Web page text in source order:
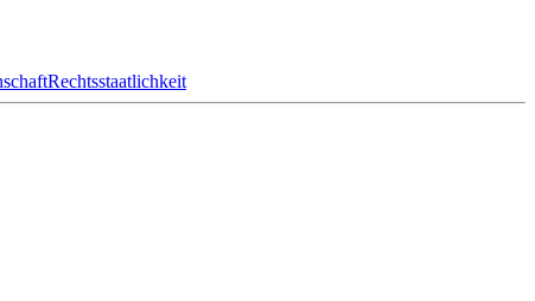
Rechtsstaatlichkeit